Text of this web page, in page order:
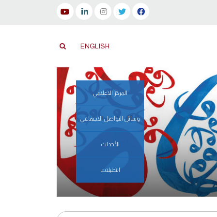
ENGLISH
المركز الاعلامي
وسائل التواصل الاجتماعي
الأحداث
التحليلات